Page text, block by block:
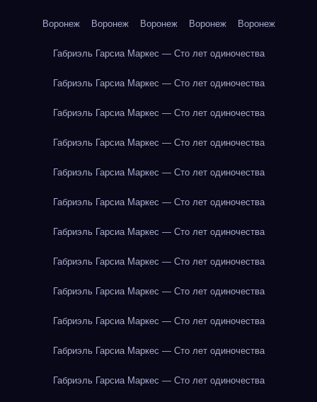
Воронеж Воронеж Воронеж Воронеж Воронеж
Габриэль Гарсиа Маркес — Сто лет одиночества
Габриэль Гарсиа Маркес — Сто лет одиночества
Габриэль Гарсиа Маркес — Сто лет одиночества
Габриэль Гарсиа Маркес — Сто лет одиночества
Габриэль Гарсиа Маркес — Сто лет одиночества
Габриэль Гарсиа Маркес — Сто лет одиночества
Габриэль Гарсиа Маркес — Сто лет одиночества
Габриэль Гарсиа Маркес — Сто лет одиночества
Габриэль Гарсиа Маркес — Сто лет одиночества
Габриэль Гарсиа Маркес — Сто лет одиночества
Габриэль Гарсиа Маркес — Сто лет одиночества
Габриэль Гарсиа Маркес — Сто лет одиночества